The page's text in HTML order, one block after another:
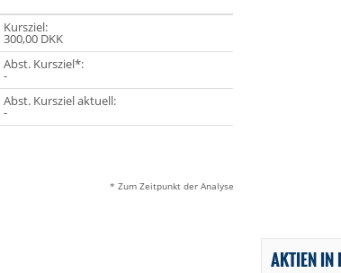
Kursziel:
300,00 DKK
Abst. Kursziel*:
-
Abst. Kursziel aktuell:
-
* Zum Zeitpunkt der Analyse
AKTIEN IN